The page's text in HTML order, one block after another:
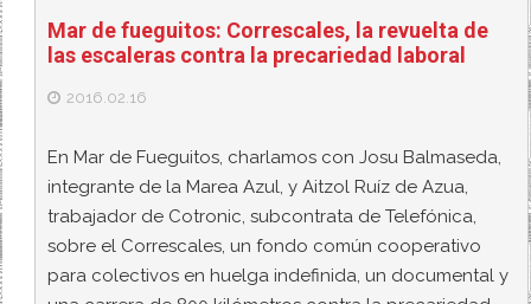
Mar de fueguitos: Correscales, la revuelta de
las escaleras contra la precariedad laboral
2016.02.16
En Mar de Fueguitos, charlamos con Josu Balmaseda,
integrante de la Marea Azul, y Aitzol Ruíz de Azua,
trabajador de Cotronic, subcontrata de Telefónica,
sobre el Correscales, un fondo común cooperativo
para colectivos en huelga indefinida, un documental y